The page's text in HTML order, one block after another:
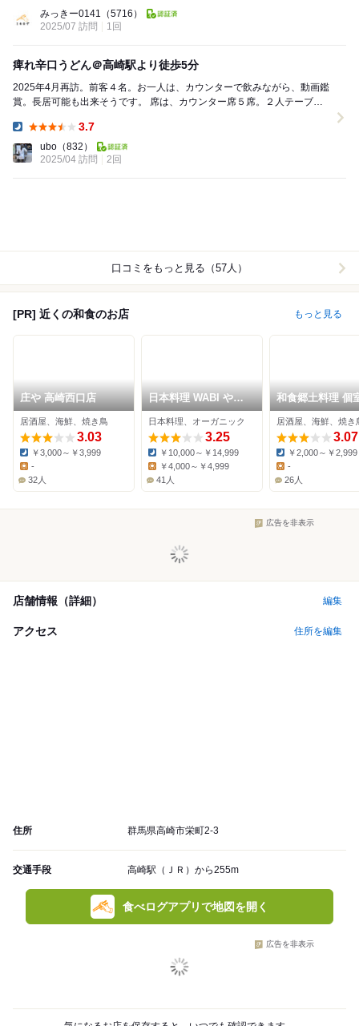
みっきー0141 （5716）
2025/07 訪問
1回
痺れ辛口うどん＠高崎駅より徒歩5分
2025年4月再訪。前客４名。お一人は、カウンターで飲みながら、動画鑑
賞。長居可能も出来そうです。 席は、カウンター席５席。２人テーブル
3.7
ubo （832）
2025/04 訪問
2回
口コミをもっと見る（57人）
[PR] 近くの和食のお店 もっと見る
庄や 高崎西口店
居酒屋、海鮮、焼き鳥
3.03
Dinner:
￥3,000～￥3,999
Lunch:
-
32人
日本料理 WABI やま
どり
日本料理、オーガニック
3.25
Dinner:
￥10,000～￥14,999
Lunch:
￥4,000～￥4,999
41人
和食郷土料理 個
酒屋 高崎屋 高崎
居酒屋、海鮮、焼き
3.07
Dinner:
￥2,000～￥2,999
Lunch:
-
26人
広告を非表示
店舗情報（詳細） 編集
アクセス 住所を編集
住所 群馬県高崎市栄町2-3
交通手段 高崎駅（ＪＲ）から255m
食べログアプリで地図を開く
広告を非表示